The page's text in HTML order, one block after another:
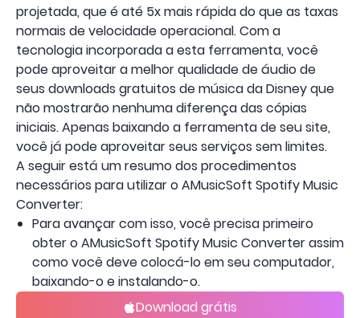
projetada, que é até 5x mais rápida do que as taxas
normais de velocidade operacional. Com a
tecnologia incorporada a esta ferramenta, você
pode aproveitar a melhor qualidade de áudio de
seus downloads gratuitos de música da Disney que
não mostrarão nenhuma diferença das cópias
iniciais. Apenas baixando a ferramenta de seu site,
você já pode aproveitar seus serviços sem limites.
A seguir está um resumo dos procedimentos
necessários para utilizar o AMusicSoft Spotify Music
Converter:
Para avançar com isso, você precisa primeiro
obter o AMusicSoft Spotify Music Converter assim
como você deve colocá-lo em seu computador,
baixando-o e instalando-o.
Download grátis